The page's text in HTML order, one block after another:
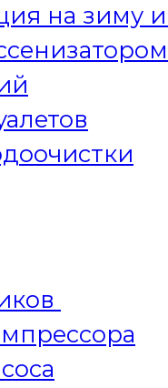
на зиму